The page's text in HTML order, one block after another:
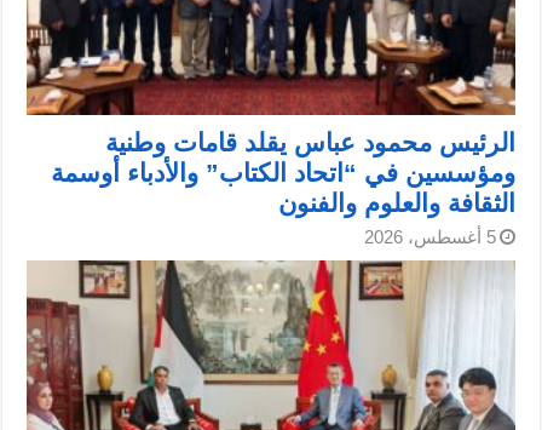
الرئيس محمود عباس يقلد قامات وطنية
ومؤسسين في “اتحاد الكتاب” والأدباء أوسمة
الثقافة والعلوم والفنون
5 أغسطس، 2026